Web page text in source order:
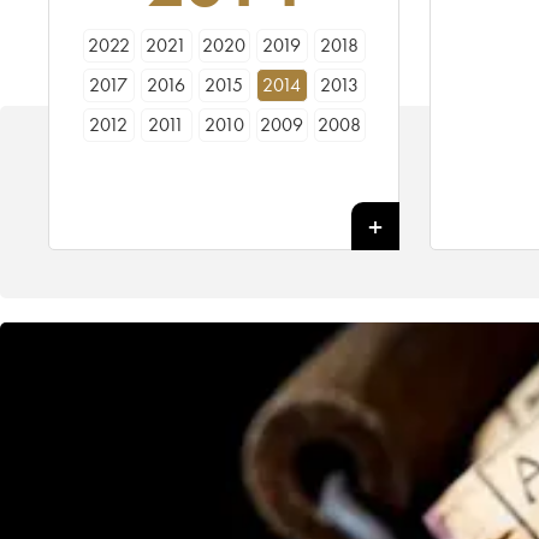
2022 2021 2020 2019
2018
2017
2016 2015 2014
2013
2012
2011 2010 2009
2008
1998
1997
1996 1992 1990
1989